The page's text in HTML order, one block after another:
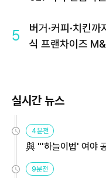
5
버거·커피·치킨
식 프랜차이즈
실시간 뉴스
4분전
與 "'하늘이법' 여야
9분전